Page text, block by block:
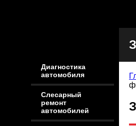
Диагностика
автомобиля
Слесарный
ремонт
автомобилей